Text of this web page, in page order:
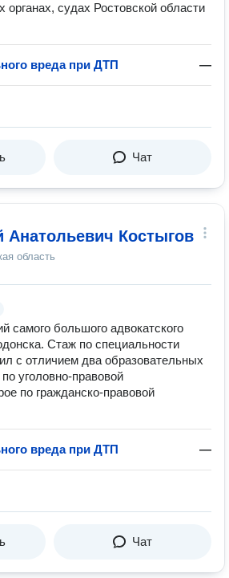
органах, судах Ростовской области
вреда при ДТП —
Чат
Костыгов
область
самого большого адвокатского
Стаж по специальности
с отличием два образовательных
уголовно-правовой
по гражданско-правовой
вреда при ДТП —
Чат